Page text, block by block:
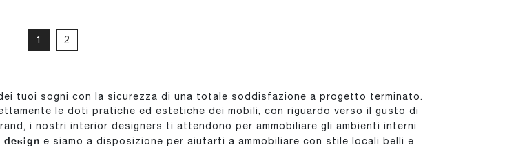
1 2
tuoi sogni con la sicurezza di una totale soddisfazione a progetto terminato.
le doti pratiche ed estetiche dei mobili, con riguardo verso il gusto di
i nostri interior designers ti attendono per ammobiliare gli ambienti interni
design e siamo a disposizione per aiutarti a ammobiliare con stile locali belli e